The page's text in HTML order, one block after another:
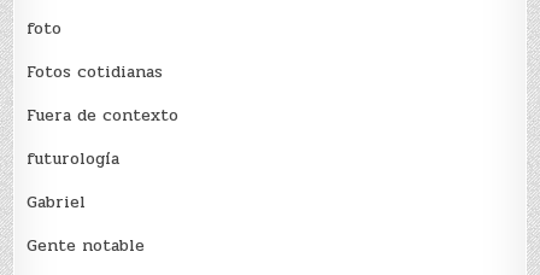
foto
Fotos cotidianas
Fuera de contexto
futurología
Gabriel
Gente notable